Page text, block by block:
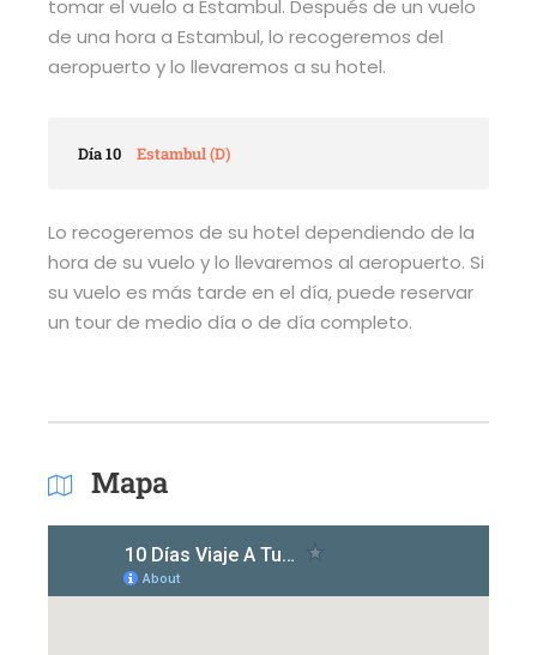
tomar el vuelo a Estambul. Después de un vuelo
de una hora a Estambul, lo recogeremos del
aeropuerto y lo llevaremos a su hotel.
Día 10 Estambul (D)
Lo recogeremos de su hotel dependiendo de la
hora de su vuelo y lo llevaremos al aeropuerto. Si
su vuelo es más tarde en el día, puede reservar
un tour de medio día o de día completo.
Mapa